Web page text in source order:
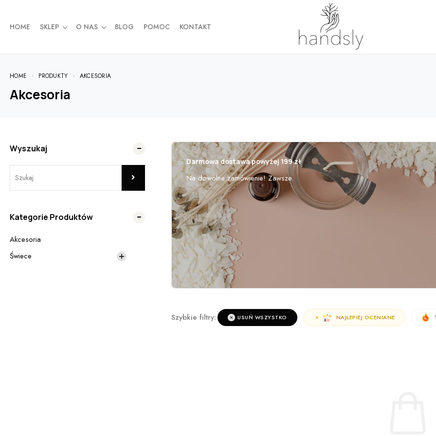
HOME SKLEP O NAS BLOG POMOC KONTAKT
HOME PRODUKTY AKCESORIA
Akcesoria
Wyszukaj
Kategorie Produktów
Akcesoria
Świece
Darmowa dostawa powyżej 199 zł
Na dowolne zamówienie! Zawsze.
Szybkie filtry: USUŃ WSZYSTKO NAJLEPIEJ OCENIANE